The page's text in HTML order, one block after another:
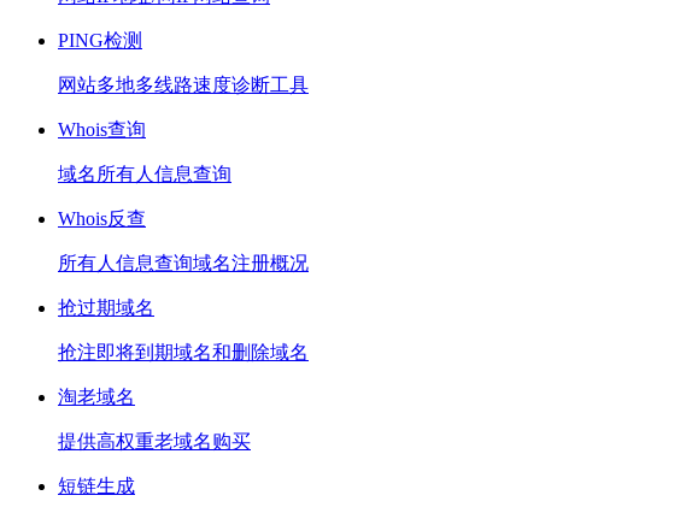
PING检测
网站多地多线路速度诊断工具
Whois查询
域名所有人信息查询
Whois反查
所有人信息查询域名注册概况
抢过期域名
抢注即将到期域名和删除域名
淘老域名
提供高权重老域名购买
短链生成